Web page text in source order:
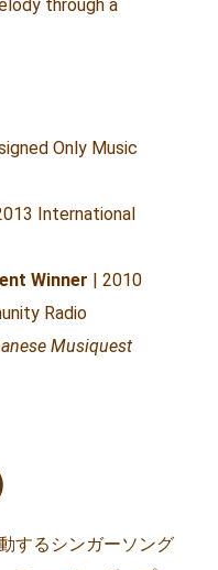
through a
Only Music
International
Winner | 2010
Radio
Musiquest
するシンガーソング